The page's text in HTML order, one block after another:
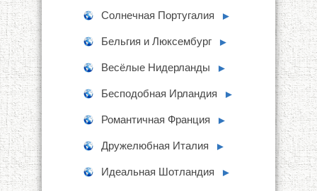
Солнечная Португалия ►
Бельгия и Люксембург ►
Весёлые Нидерланды ►
Бесподобная Ирландия ►
Романтичная Франция ►
Дружелюбная Италия ►
Идеальная Шотландия ►